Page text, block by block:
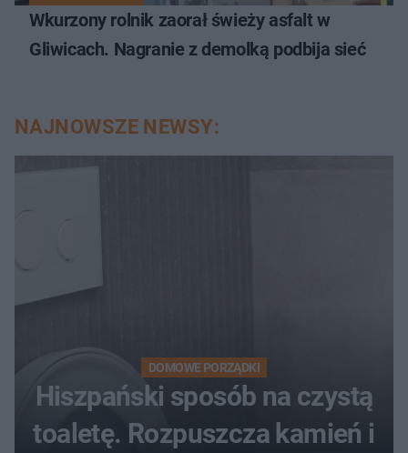
Wkurzony rolnik zaorał świeży asfalt w
Gliwicach. Nagranie z demolką podbija sieć
NAJNOWSZE NEWSY:
DOMOWE PORZĄDKI
Hiszpański sposób na czystą
toaletę. Rozpuszcza kamień i